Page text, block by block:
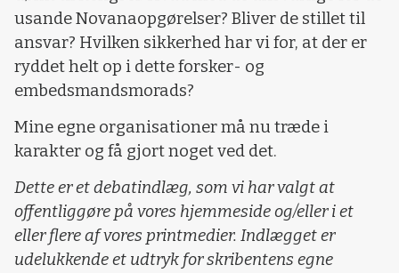
usande Novanaopgørelser? Bliver de stillet til
ansvar? Hvilken sikkerhed har vi for, at der er
ryddet helt op i dette forsker- og
embedsmandsmorads?
Mine egne organisationer må nu træde i
karakter og få gjort noget ved det.
Dette er et debatindlæg, som vi har valgt at
offentliggøre på vores hjemmeside og/eller i et
eller flere af vores printmedier. Indlægget er
udelukkende et udtryk for skribentens egne